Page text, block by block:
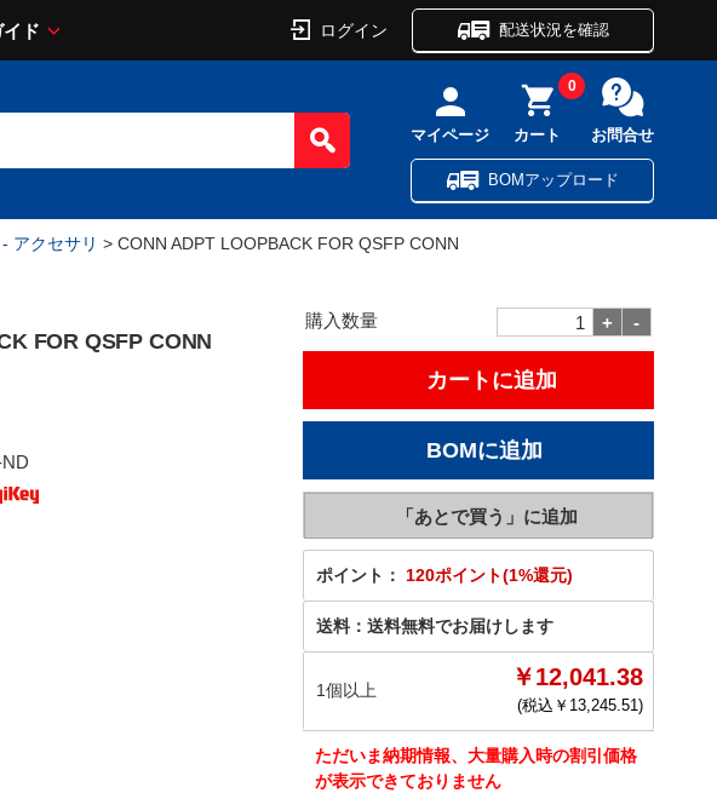
ド ログイン 配送状況を確認
マイページ カート
0
お問合せ
BOMアップロード
アクセサリ > CONN ADPT LOOPBACK FOR QSFP CONN
FOR QSFP CONN
購入数量
ポイント： 120ポイント(1%還元)
送料： 送料無料でお届けします
1個以上 ￥12,041.38
(税込￥ 13,245.51)
ただいま納期情報、大量購入時の割引価格
が表示できておりません